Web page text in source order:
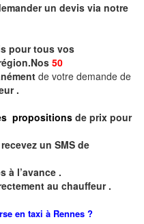
un devis via notre
pour tous vos
50
de votre demande de
.
propositionsde prix pour
un SMS de
à l’avance .
au chauffeur .
en taxi à Rennes ?